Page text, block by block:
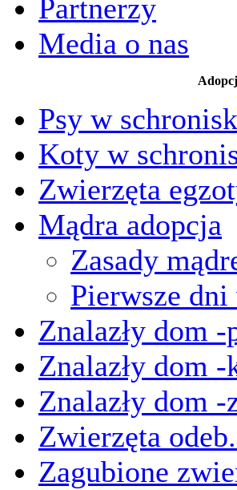
Partnerzy
Media o nas
Psy w
Koty w
Zwierzęta
Mądra adopcja
Zasady
Pierwsze
Znalazły dom -
Znalazły dom
Znalazły dom
Zwierzęta
Zagubione